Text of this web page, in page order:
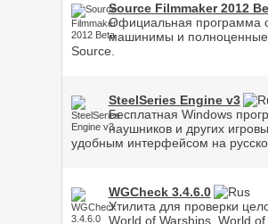
Source Filmmaker 2012
Официальная программа
машинимы и
Source.
SteelSeries Engine v3
Бесплатная Windows
наушников и других
удобным интерфейсом на
WGCheck 3.4.6.0
Утилита для проверки
World of Warships, World